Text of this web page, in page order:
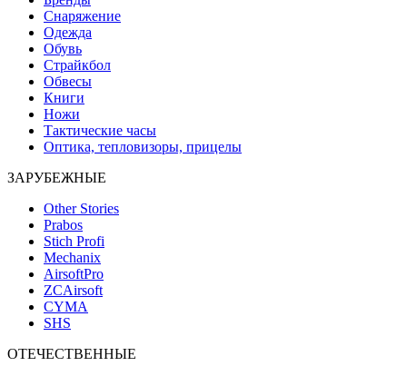
Снаряжение
Одежда
Обувь
Страйкбол
Обвесы
Книги
Ножи
Тактические часы
Оптика, тепловизоры, прицелы
ЗАРУБЕЖНЫЕ
Other Stories
Prabos
Stich Profi
Mechanix
AirsoftPro
ZCAirsoft
CYMA
SHS
ОТЕЧЕСТВЕННЫЕ